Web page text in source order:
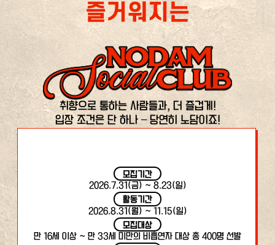
즐거워지는
취향으로 통하는 사람들과, 더 즐겁게!
입장 조건은 단 하나 – 당연히 노담이죠!
모집기간
2026.7.31(금) ~ 8.23(일)
활동기간
2026.8.31(월) ~ 11.15(일)
모집대상
만 16세 이상 ~ 만 33세 미만의 비흡연자 대상 총 400명 선발